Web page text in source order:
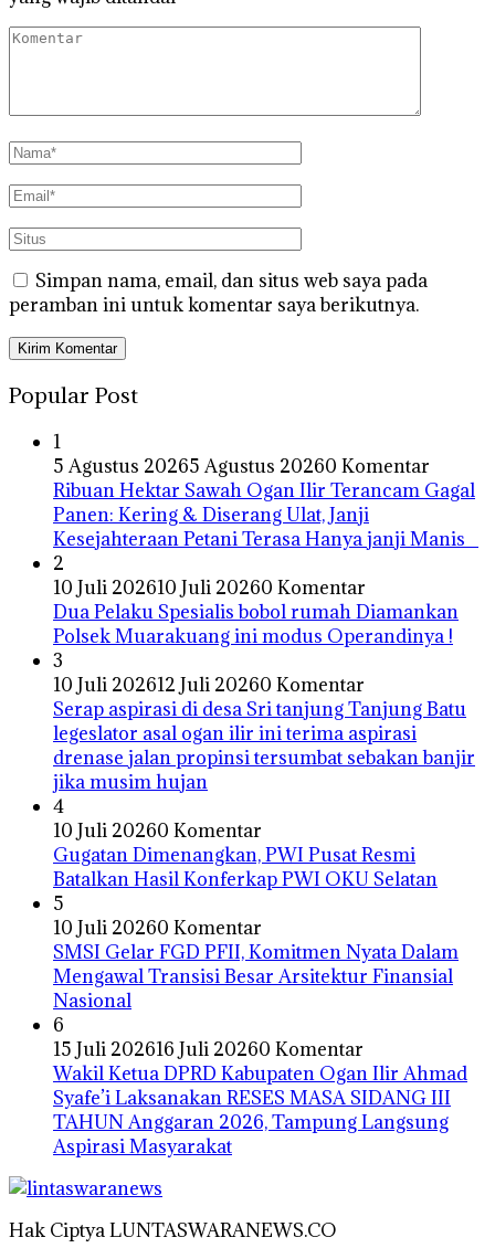
Simpan nama, email, dan situs web saya pada
peramban ini untuk komentar saya berikutnya.
Popular Post
1
5 Agustus 20265 Agustus 20260 Komentar
Ribuan Hektar Sawah Ogan Ilir Terancam Gagal
Panen: Kering & Diserang Ulat, Janji
Kesejahteraan Petani Terasa Hanya janji Manis
2
10 Juli 202610 Juli 20260 Komentar
Dua Pelaku Spesialis bobol rumah Diamankan
Polsek Muarakuang ini modus Operandinya !
3
10 Juli 202612 Juli 20260 Komentar
Serap aspirasi di desa Sri tanjung Tanjung Batu
legeslator asal ogan ilir ini terima aspirasi
drenase jalan propinsi tersumbat sebakan banjir
jika musim hujan
4
10 Juli 20260 Komentar
Gugatan Dimenangkan, PWI Pusat Resmi
Batalkan Hasil Konferkap PWI OKU Selatan
5
10 Juli 20260 Komentar
SMSI Gelar FGD PFII, Komitmen Nyata Dalam
Mengawal Transisi Besar Arsitektur Finansial
Nasional
6
15 Juli 202616 Juli 20260 Komentar
Wakil Ketua DPRD Kabupaten Ogan Ilir Ahmad
Syafe’i Laksanakan RESES MASA SIDANG III
TAHUN Anggaran 2026, Tampung Langsung
Aspirasi Masyarakat
Hak Ciptya LUNTASWARANEWS.CO